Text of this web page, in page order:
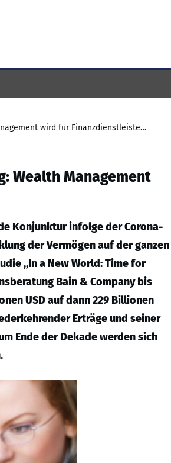
Studie zur Entwicklung der Vermögensverwaltung: Wealth Management wird für Finanzdienstleister immer attraktiver
Wealth Management
Konjunktur infolge der Corona-
der Vermögen auf der ganzen
„In a New World: Time for
Bain & Company bis
USD auf dann 229 Billionen
Erträge und seiner
Ende der Dekade werden sich